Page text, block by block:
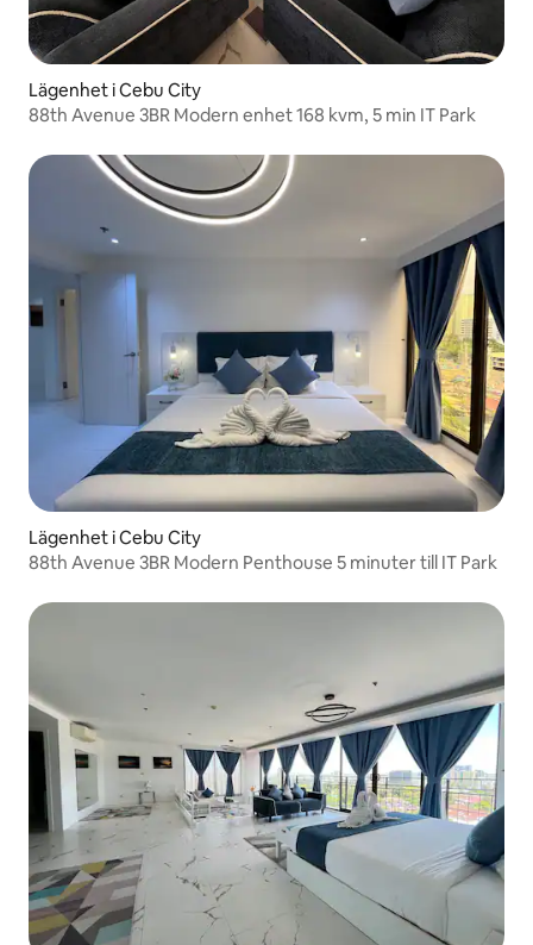
Lägenhet i Cebu City
88th Avenue 3BR Modern enhet 168 kvm, 5 min IT Park
Lägenhet i Cebu City
88th Avenue 3BR Modern Penthouse 5 minuter till IT Park